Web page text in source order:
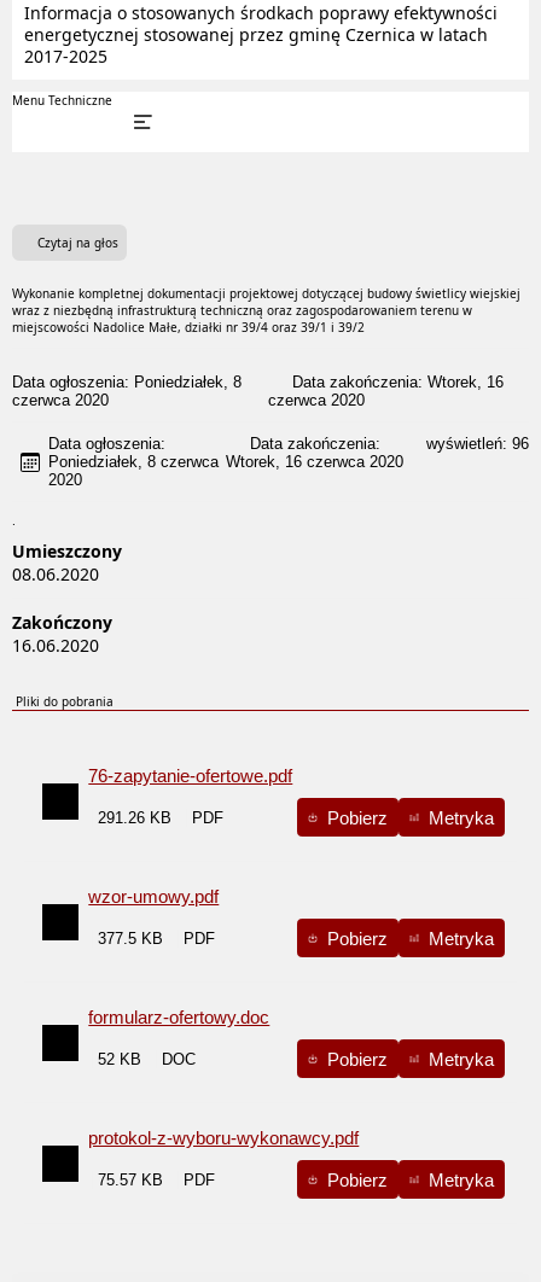
Informacja o stosowanych środkach poprawy efektywności
energetycznej stosowanej przez gminę Czernica w latach
2017-2025
Menu Techniczne
Czytaj na głos
Wykonanie kompletnej dokumentacji projektowej dotyczącej budowy świetlicy wiejskiej
wraz z niezbędną infrastrukturą techniczną oraz zagospodarowaniem terenu w
miejscowości Nadolice Małe, działki nr 39/4 oraz 39/1 i 39/2
Data ogłoszenia: Poniedziałek, 8
czerwca 2020
Data zakończenia: Wtorek, 16
czerwca 2020
Data ogłoszenia:
Poniedziałek, 8 czerwca
2020
Data zakończenia:
Wtorek, 16 czerwca 2020
wyświetleń: 96
Umieszczony
08.06.2020
Zakończony
16.06.2020
Pliki do pobrania
76-zapytanie-ofertowe.pdf
291.26 KB Pobierz Metryka
wzor-umowy.pdf
377.5 KB Pobierz Metryka
formularz-ofertowy.doc
52 KB Pobierz Metryka
protokol-z-wyboru-wykonawcy.pdf
75.57 KB Pobierz Metryka